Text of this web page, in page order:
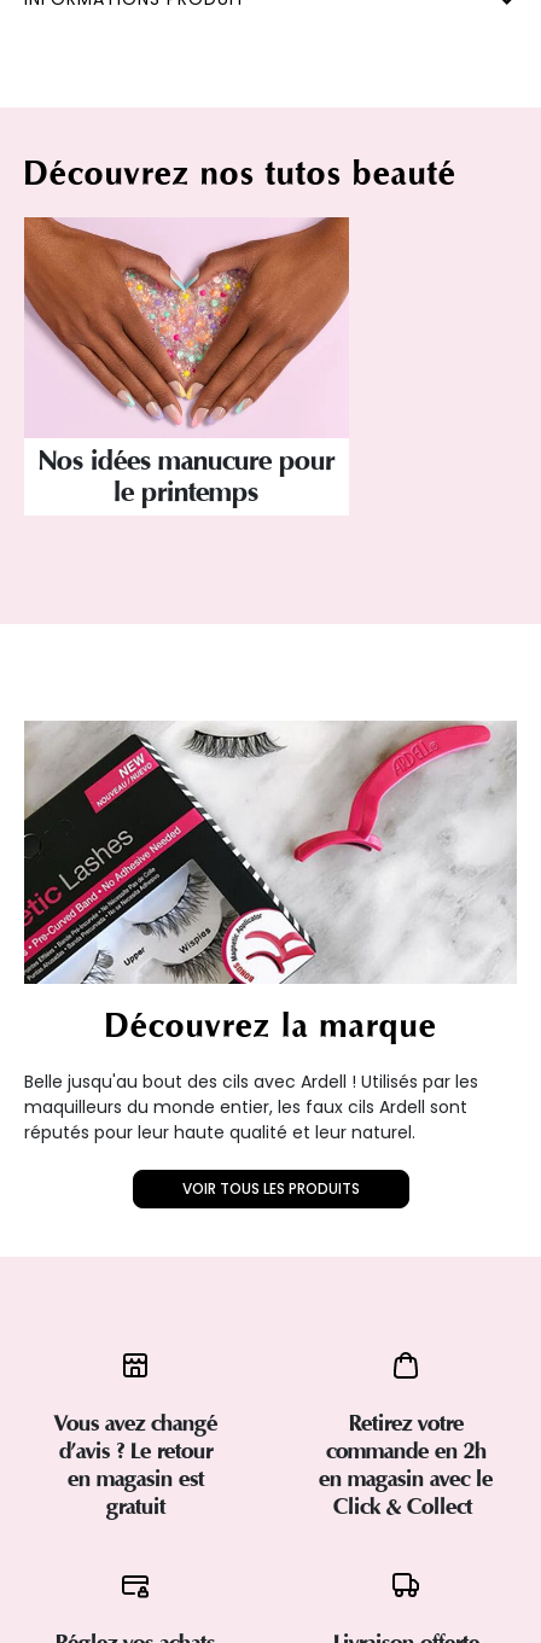
Découvrez nos tutos beauté
Nos idées manucure pour
le printemps
Découvrez la marque
Belle jusqu'au bout des cils avec Ardell ! Utilisés par les
maquilleurs du monde entier, les faux cils Ardell sont
réputés pour leur haute qualité et leur naturel.
VOIR TOUS LES PRODUITS
Vous avez changé
d’avis ? Le retour
en magasin est
gratuit
Retirez votre
commande en 2h
en magasin avec le
Click & Collect